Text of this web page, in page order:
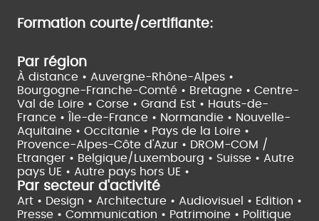
Formation courte/certifiante:
Par région
À distance • Auvergne-Rhône-Alpes •
Bourgogne-Franche-Comté • Bretagne • Centre-
Val de Loire • Corse • Grand Est • Hauts-de-
France •
Île-de-France • Normandie • Nouvelle-
Aquitaine • Occitanie • Pays de la Loire •
Provence-Alpes-Côte d'Azur • DROM-COM /
Etranger • Belgique/Luxembourg • Suisse • Autre
pays UE • Autre pays hors UE •
Par secteur d'activité
Art • Design • Architecture • Audiovisuel • Edition •
Presse • Communication • Patrimoine • Politique